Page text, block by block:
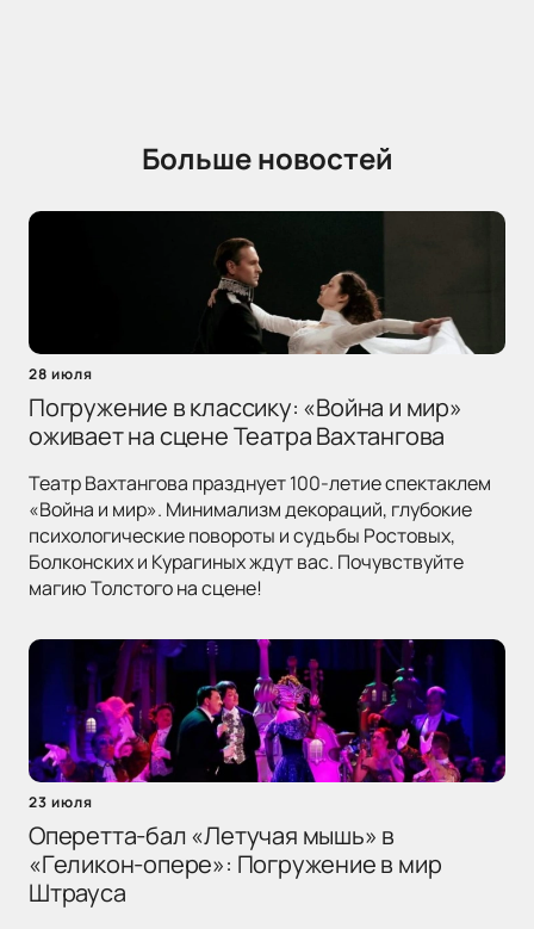
Больше новостей
28 июля
Погружение в классику: «Война и мир»
оживает на сцене Театра Вахтангова
Театр Вахтангова празднует 100-летие спектаклем
«Война и мир». Минимализм декораций, глубокие
психологические повороты и судьбы Ростовых,
Болконских и Курагиных ждут вас. Почувствуйте
магию Толстого на сцене!
23 июля
Оперетта-бал «Летучая мышь» в
«Геликон-опере»: Погружение в мир
Штрауса